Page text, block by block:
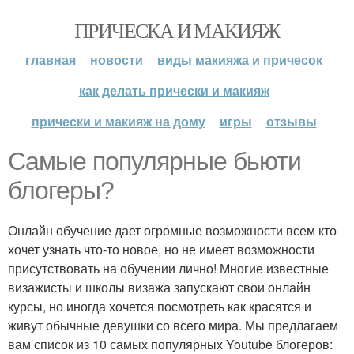
ПРИЧЕСКА И МАКИЯЖ
главная новости
виды макияжа и причесок
как делать прически и макияж
прически и макияж на дому
игры отзывы
Самые популярные бьюти
блогеры?
Онлайн обучение дает огромные возможности всем кто
хочет узнать что-то новое, но не имеет возможности
присутствовать на обучении лично! Многие известные
визажисты и школы визажа запускают свои онлайн
курсы, но иногда хочется посмотреть как красятся и
живут обычные девушки со всего мира. Мы предлагаем
вам список из 10 самых популярных Youtube блогеров: